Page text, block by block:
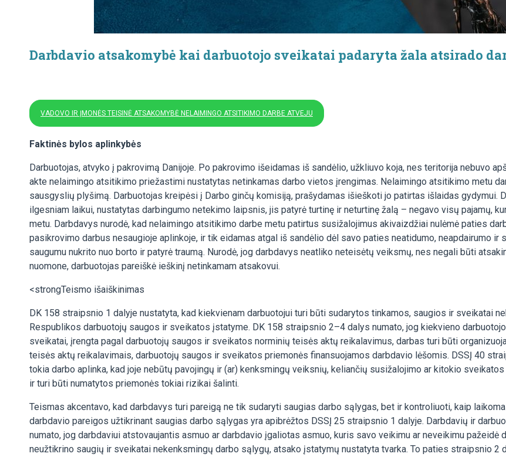
Darbdavio atsakomybė kai darbuotojo sveikatai padaryta žala atsirado
VADOVO IR ĮMONĖS TEISINĖ ATSAKOMYBĖ NELAIMINGO ATSITIKIMO DARBE ATVEJU
Faktinės bylos aplinkybės
Darbuotojas, atvyko į pakrovimą Danijoje. Po pakrovimo išeidamas iš sandėlio, užkliuvo koja, nes teritorija nebuvo
akte nelaimingo atsitikimo priežastimi nustatytas netinkamas darbo vietos įrengimas. Nelaimingo atsitikimo metu
sausgyslių plyšimą. Darbuotojas kreipėsi į Darbo ginčų komisiją, prašydamas išieškoti jo patirtas išlaidas gydymui.
ilgesniam laikui, nustatytas darbingumo netekimo laipsnis, jis patyrė turtinę ir neturtinę žalą – negavo visų pajamų,
metu. Darbdavys nurodė, kad nelaimingo atsitikimo darbe metu patirtus susižalojimus akivaizdžiai nulėmė paties
pasikrovimo darbus nesaugioje aplinkoje, ir tik eidamas atgal iš sandėlio dėl savo paties neatidumo, neapdairumo
saugumu nukrito nuo borto ir patyrė traumą. Nurodė, jog darbdavys neatliko neteisėtų veiksmų, nes negali būti
nuomone, darbuotojas pareiškė ieškinį netinkamam atsakovui.
<strongTeismo išaiškinimas
DK 158 straipsnio 1 dalyje nustatyta, kad kiekvienam darbuotojui turi būti sudarytos tinkamos, saugios ir sveikatai
Respublikos darbuotojų saugos ir sveikatos įstatyme. DK 158 straipsnio 2–4 dalys numato, jog kiekvieno
sveikatai, įrengta pagal darbuotojų saugos ir sveikatos norminių teisės aktų reikalavimus, darbas turi būti
teisės aktų reikalavimais, darbuotojų saugos ir sveikatos priemonės finansuojamos darbdavio lėšomis. DSSĮ 40
tokia darbo aplinka, kad joje nebūtų pavojingų ir (ar) kenksmingų veiksnių, keliančių susižalojimo ar kitokio
ir turi būti numatytos priemonės tokiai rizikai šalinti.
Teismas akcentavo, kad darbdavys turi pareigą ne tik sudaryti saugias darbo sąlygas, bet ir kontroliuoti, kaip
darbdavio pareigos užtikrinant saugias darbo sąlygas yra apibrėžtos DSSĮ 25 straipsnio 1 dalyje. Darbdavių ir
numato, jog darbdaviui atstovaujantis asmuo ar darbdavio įgaliotas asmuo, kuris savo veikimu ar neveikimu
neužtikrino saugių ir sveikatai nekenksmingų darbo sąlygų, atsako įstatymų nustatyta tvarka. To paties straipsnio 2